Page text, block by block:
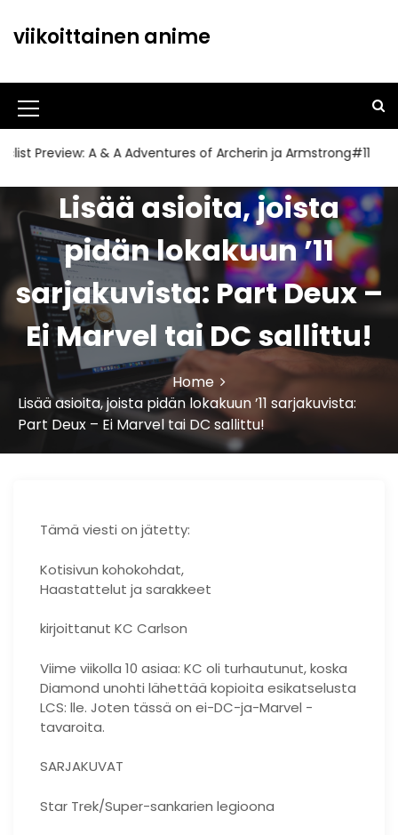
t
c
t
viikoittainen anime
M
e
n
u
I
c
o
n
A & A Adventures of Archerin ja Armstrong#11
Lisää asioita, joista
pidän lokakuun ’11
sarjakuvista: Part Deux –
Ei Marvel tai DC sallittu!
Home
Lisää asioita, joista pidän lokakuun ’11 sarjakuvista:
Part Deux – Ei Marvel tai DC sallittu!
Tämä viesti on jätetty:
Kotisivun kohokohdat,
Haastattelut ja sarakkeet
kirjoittanut KC Carlson
Viime viikolla 10 asiaa: KC oli turhautunut, koska
Diamond unohti lähettää kopioita esikatselusta
LCS: lle. Joten tässä on ei-DC-ja-Marvel -
tavaroita.
SARJAKUVAT
Star Trek/Super-sankarien legioona